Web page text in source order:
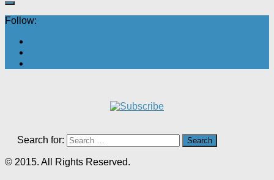
Follow:
Search for:
© 2015. All Rights Reserved.